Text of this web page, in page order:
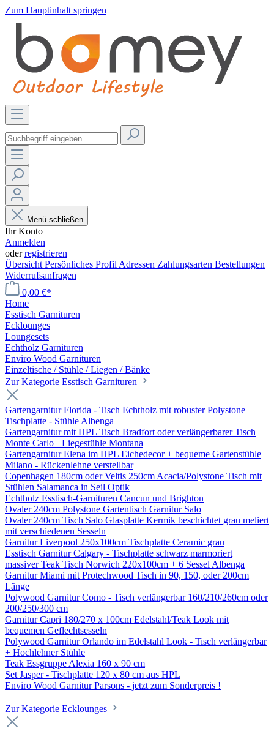
Zum Hauptinhalt springen
Menü schließen
Ihr Konto
Anmelden
oderregistrieren
Übersicht Persönliches Profil Adressen Zahlungsarten Bestellungen
Widerrufsanfragen
0,00 €*
Home
Esstisch Garnituren
Ecklounges
Loungesets
Echtholz Garnituren
Enviro Wood Garnituren
Einzeltische / Stühle / Liegen / Bänke
Zur Kategorie Esstisch Garnituren
Gartengarnitur Florida - Tisch Echtholz mit robuster Polystone
Tischplatte - Stühle Albenga
Gartengarnitur mit HPL Tisch Bradfort oder verlängerbarer Tisch
Monte Carlo +Liegestühle Montana
Gartengarnitur Elena im HPL Eichedecor + bequeme Gartenstühle
Milano - Rückenlehne verstellbar
Copenhagen 180cm oder Veltis 250cm Acacia/Polystone Tisch mit
Stühlen Salamanca in Seil Optik
Echtholz Esstisch-Garnituren Cancun und Brighton
Ovaler 240cm Polystone Gartentisch Garnitur Salo
Ovaler 240cm Tisch Salo Glasplatte Kermik beschichtet grau meliert
mit verschiedenen Sesseln
Garnitur Liverpool 250x100cm Tischplatte Ceramic grau
Esstisch Garnitur Calgary - Tischplatte schwarz marmoriert
massiver Teak Tisch Norwich 220x100cm + 6 Sessel Albenga
Garnitur Miami mit Protechwood Tisch in 90, 150, oder 200cm
Länge
Polywood Garnitur Como - Tisch verlängerbar 160/210/260cm oder
200/250/300 cm
Garnitur Capri 180/270 x 100cm Edelstahl/Teak Look mit
bequemen Geflechtsesseln
Polywood Garnitur Orlando im Edelstahl Look - Tisch verlängerbar
+ Hochlehner Stühle
Teak Essgruppe Alexia 160 x 90 cm
Set Jasper - Tischplatte 120 x 80 cm aus HPL
Enviro Wood Garnitur Parsons - jetzt zum Sonderpreis !
Zur Kategorie Ecklounges